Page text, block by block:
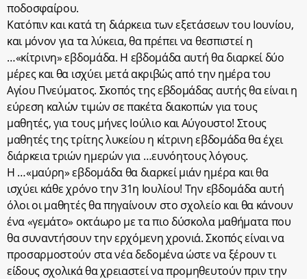
ποδοσφαίρου.
Κατόπιν και κατά τη διάρκεια των εξετάσεων του Ιουνίου,
και μόνον για τα λύκεια, θα πρέπει να θεσπιστεί η
…«κίτρινη» εβδομάδα. Η εβδομάδα αυτή θα διαρκεί δύο
μέρες και θα ισχύει μετά ακριβώς από την ημέρα του
Αγίου Πνεύματος. Σκοπός της εβδομάδας αυτής θα είναι η
εύρεση καλών τιμών σε πακέτα διακοπών για τους
μαθητές, για τους μήνες Ιούλιο και Αύγουστο! Στους
μαθητές της τρίτης λυκείου η κίτρινη εβδομάδα θα έχει
διάρκεια τριών ημερών για …ευνόητους λόγους.
Η …«μαύρη» εβδομάδα θα διαρκεί μιάν ημέρα και θα
ισχύει κάθε χρόνο την 31η Ιουλίου! Την εβδομάδα αυτή
όλοι οι μαθητές θα πηγαίνουν στο σχολείο και θα κάνουν
ένα «γεμάτο» οκτάωρο με τα πιο δύσκολα μαθήματα που
θα συναντήσουν την ερχόμενη χρονιά. Σκοπός είναι να
προσαρμοστούν στα νέα δεδομένα ώστε να ξέρουν τι
είδους σχολικά θα χρειαστεί να προμηθευτούν πριν την